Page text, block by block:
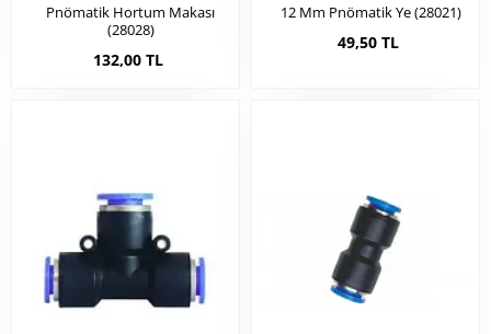
Pnömatik Hortum Makası
(28028)
132,00 TL
12 Mm Pnömatik Ye (28021)
49,50 TL